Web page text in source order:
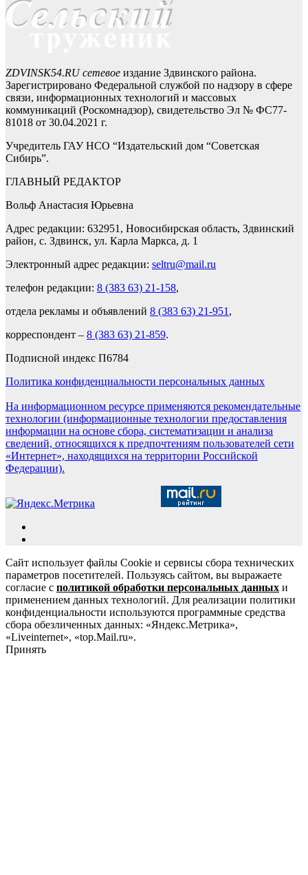
ZDVINSK54.RU сетевое издание Здвинского района.
Зарегистрировано Федеральной службой по надзору в сфере
связи, информационных технологий и массовых
коммуникаций (Роскомнадзор), свидетельство Эл № ФС77-
81018 от 30.04.2021 г.
Учредитель ГАУ НСО “Издательский дом “Советская
Сибирь”.
ГЛАВНЫЙ РЕДАКТОР
Вольф Анастасия Юрьевна
Адрес редакции: 632951, Новосибирская область, Здвинский
район, с. Здвинск, ул. Карла Маркса, д. 1
Электронный адрес редакции: seltru@mail.ru
телефон редакции: 8 (383 63) 21-158,
отдела рекламы и объявлений 8 (383 63) 21-951 ,
корреспондент – 8 (383 63) 21-859.
Подписной индекс П6784
Политика конфиденциальности персональных данных
На информационном ресурсе применяются рекомендательные
технологии (информационные технологии предоставления
информации на основе сбора, систематизации и анализа
сведений, относящихся к предпочтениям пользователей сети
«Интернет», находящихся на территории Российской
Федерации).
Сайт использует файлы Cookie и сервисы сбора технических
параметров посетителей. Пользуясь сайтом, вы выражаете
согласие с политикой обработки персональных данных и
применением данных технологий. Для реализации политики
конфиденциальности используются программные средства
сбора обезличенных данных: «Яндекс.Метрика»,
«Liveinternet», «top.Mail.ru».
Принять